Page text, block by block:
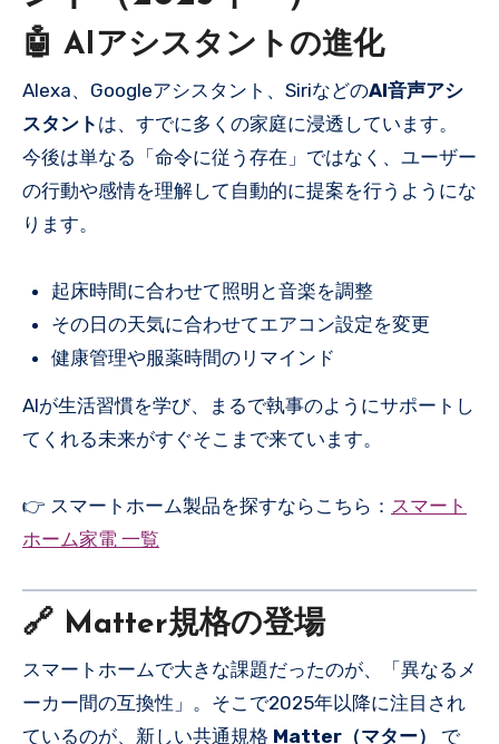
🤖 AIアシスタントの進化
Alexa、Googleアシスタント、SiriなどのAI音声アシ
スタント は、すでに多くの家庭に浸透しています。
今後は単なる「命令に従う存在」ではなく、ユーザー
の行動や感情を理解して自動的に提案を行うようにな
ります。
起床時間に合わせて照明と音楽を調整
その日の天気に合わせてエアコン設定を変更
健康管理や服薬時間のリマインド
AIが生活習慣を学び、まるで執事のようにサポートし
てくれる未来がすぐそこまで来ています。
👉 スマートホーム製品を探すならこちら： スマート
ホーム家電 一覧
🔗 Matter規格の登場
スマートホームで大きな課題だったのが、「異なるメ
ーカー間の互換性」。そこで2025年以降に注目され
ているのが、新しい共通規格 Matter（マター） で